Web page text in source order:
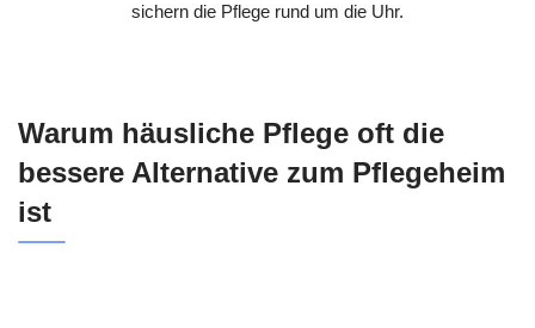
sichern die Pflege rund um die Uhr.
Warum häusliche Pflege oft die
bessere Alternative zum Pflegeheim
ist